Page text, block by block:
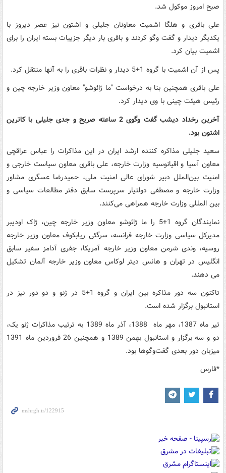
صبح امروز موکول شد.
علی باقری و هلگا اشمیت معاونان جلیلی و اشتون نیز عصر دیروز با
یکدیگر دیدار و گفت وگو کردند و باقری بار دیگر جزییات بسته ایران را برای
اشمیت بیان کرد.
پس از آن اشمیت با گروه 1+5 دیدار و نظرات باقری را به آنها منتقل کرد.
علی باقری همچنین بنا به درخواست "ما ژائوشو" معاون وزیر خارجه چین و
رئیس هیئت چینی با وی دیدار کرد.
آخرین رخداد دیشب گفت وگوی 2 ساعته صریح و جدی جلیلی با کاترین
اشتون بود.
سعید جلیلی مذاکره کننده ارشد ایران در این مذاکرات را عباس عراقچی
معاون آسیا و اقیانوسیه وزارت خارجه، علی باقری معاون سیاست خارجی و
امنیت بین‌الملل دبیر شورای عالی امنیت ملی، حمیدرضا عسگری مشاور
وزارت خارجه و مصطفی دولتیار سرپرست سابق دفتر مطالعات سیاسی و
بین المللی وزارت خارجه همراهی می‌کنند.
نمایندگان گروه 1+5 را ما ژائوشو معاون وزیر خارجه چین، ژاک اودیبر
مدیرکل سیاسی وزارت خارجه فرانسه، سرگئی ریابکوف معاون وزیر خارجه
روسیه، وندی شرمن‌ معاون وزیر خارجه آمریکا، جفری آدامز سفیر سابق
انگلیس در تهران و هانس دیتر لوکاس معاون وزیر خارجه آلمان تشکیل
می دهند.
تاکنون سه دور مذاکره بین ایران و گروه 1+5 در ژنو و دو دور نیز در
استانبول برگزار شده است.
تیر ماه 1387، مهر ماه 1388، آذر ماه 1389 به ترتیب مذاکرات ژنو یک،
دو و سه برگزار و استانبول بهمن 1389 و همچنین 26 فروردین ماه 1391
میزبان دور بعدی گفت‌وگوها بود.
*فارس